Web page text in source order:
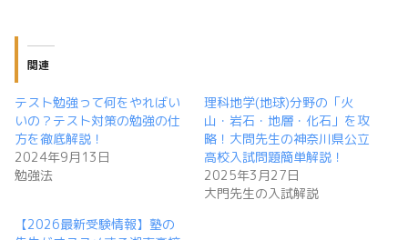
関連
テスト勉強って何をやればい
いの？テスト対策の勉強の仕
方を徹底解説！
2024年9月13日
勉強法
理科地学(地球)分野の「火
山・岩石・地層・化石」を攻
略！大問先生の神奈川県公立
高校入試問題簡単解説！
2025年3月27日
大門先生の入試解説
【2026最新受験情報】塾の